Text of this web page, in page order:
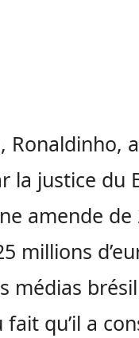
Ronaldinho,
la justice du
amende de
millions
médias
qu’il a